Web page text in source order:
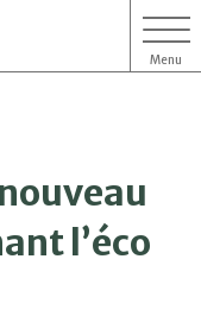
Menu
l’éco